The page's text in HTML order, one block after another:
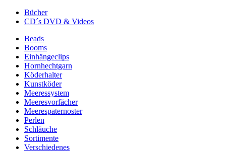
Bücher
CD´s DVD & Videos
Beads
Booms
Einhängeclips
Hornhechtgarn
Köderhalter
Kunstköder
Meeressystem
Meeresvorfächer
Meerespaternoster
Perlen
Schläuche
Sortimente
Verschiedenes